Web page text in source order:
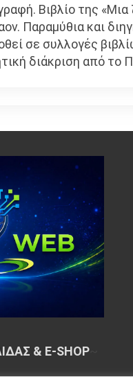
Βιβλίο της
Παραμύθια και
σε συλλογές
διάκριση από το
& E-SHOP~